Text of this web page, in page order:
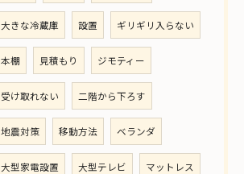
大きな冷蔵庫 設置 ギリギリ入らない
本棚 見積もり ジモティー
受け取れない 二階から下ろす
地震対策 移動方法 ベランダ
大型家電設置 大型テレビ マットレス